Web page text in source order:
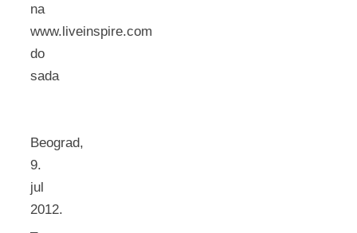
na
www.liveinspire.com
do
sada
Beograd,
9.
jul
2012.